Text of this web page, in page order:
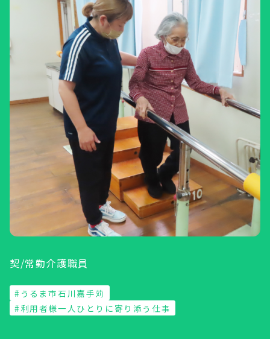
契/常勤介護職員
#うるま市石川嘉手苅
#利用者様一人ひとりに寄り添う仕事